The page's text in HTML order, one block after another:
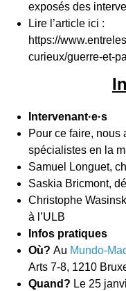
exposés des
Lire l’article ici :
https://
curieux/guerre-et-
Intervenant·e·s
Pour ce faire, nous
spécialistes en la
Samuel Longuet,
Saskia Bricmont,
Christophe
à l’ULB
Infos pratiques
Où? Au Mundo-
Arts 7-8, 1210
Quand? Le 25